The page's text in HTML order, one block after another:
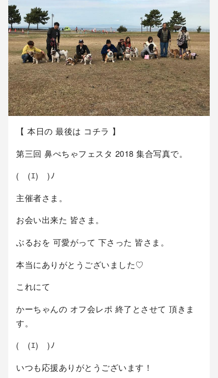
【 本日の 最後は コチラ 】
第三回 鼻ぺちゃフェスタ 2018 集合写真で。
(￣(ｴ)￣)ﾉ
主催者さま。
お会い出来た 皆さま。
ぶるおを 可愛がって 下さった 皆さま。
本当にありがとうございました♡
これにて
かーちゃんの オフ会レポ 終了とさせて 頂きま
す。
(￣(ｴ)￣)ﾉ
いつも応援ありがとうございます！